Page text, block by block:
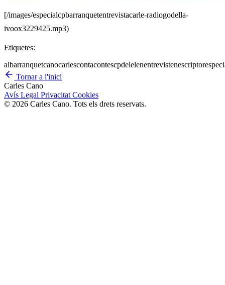
[/images/especialcpbarranquetentrevistacarle-radiogodella-
ivoox3229425.mp3)
Etiquetes:
albarranquetcanocarlescontacontescpdelelenentrevistenescriptor
Tornar a l'inici
Carles Cano
Avís Legal Privacitat Cookies
© 2026 Carles Cano. Tots els drets reservats.